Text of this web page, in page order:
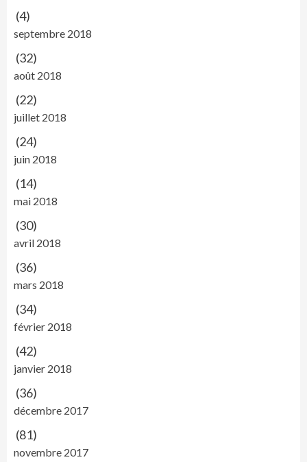
(4)
septembre 2018
(32)
août 2018
(22)
juillet 2018
(24)
juin 2018
(14)
mai 2018
(30)
avril 2018
(36)
mars 2018
(34)
février 2018
(42)
janvier 2018
(36)
décembre 2017
(81)
novembre 2017